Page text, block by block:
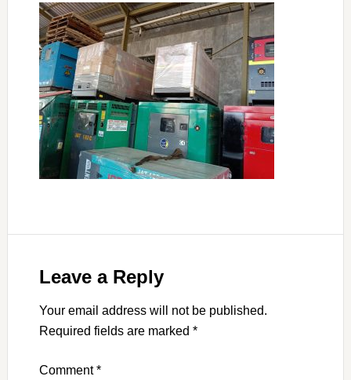
Leave a Reply
Your email address will not be published.
Required fields are marked *
Comment*